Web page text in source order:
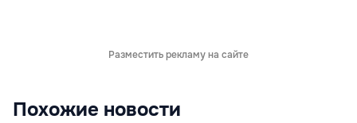
Разместить рекламу на сайте
Похожие новости